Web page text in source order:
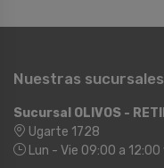
Nuestras sucursales
Sucursal OLIVOS -
Ugarte 1728
Lun - Vie 09:00 a